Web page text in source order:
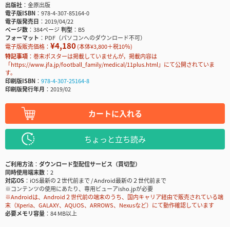
出版社
金原出版
電子版ISBN
978-4-307-85164-0
電子版発売日
2019/04/22
ページ数
384ページ判型
B5
フォーマット
PDF（パソコンへのダウンロード不可）
電子版販売価格： ¥4,180(本体¥3,800＋税10％)
特記事項
巻末ポスターは掲載していませんが，掲載内容は
「https://www.jfa.jp/football_family/medical/11plus.html」にて公開されていま
す。
印刷版ISBN
978-4-307-25164-8
印刷版発行年月
2019/02
カートに入れる
ちょっと立ち読み
ご利用方法
ダウンロード型配信サービス（買切型）
同時使用端末数
2
対応OS
iOS最新の２世代前まで / Android最新の２世代前まで
※コンテンツの使用にあたり、専用ビューアisho.jpが必要
※Androidは、Android２世代前の端末のうち、国内キャリア経由で販売されている端
末（Xperia、GALAXY、AQUOS、ARROWS、Nexusなど）にて動作確認しています
必要メモリ容量
84 MB以上